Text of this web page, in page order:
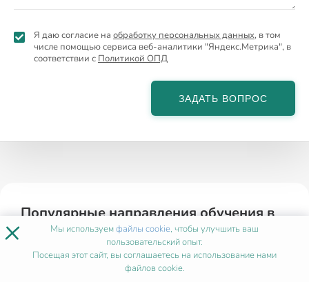
Я даю согласие на обработку персональных данных, в том
числе помощью сервиса веб-аналитики "Яндекс.Метрика", в
соответствии с Политикой ОПД
ЗАДАТЬ ВОПРОС
Популярные направления обучения в
Петропавловск-Камчатском
Нутрициология
× Мы используемфайлы cookie, чтобы улучшить ваш
пользовательский опыт.
Посещая этот сайт, вы соглашаетесь на использование нами
файлов cookie.